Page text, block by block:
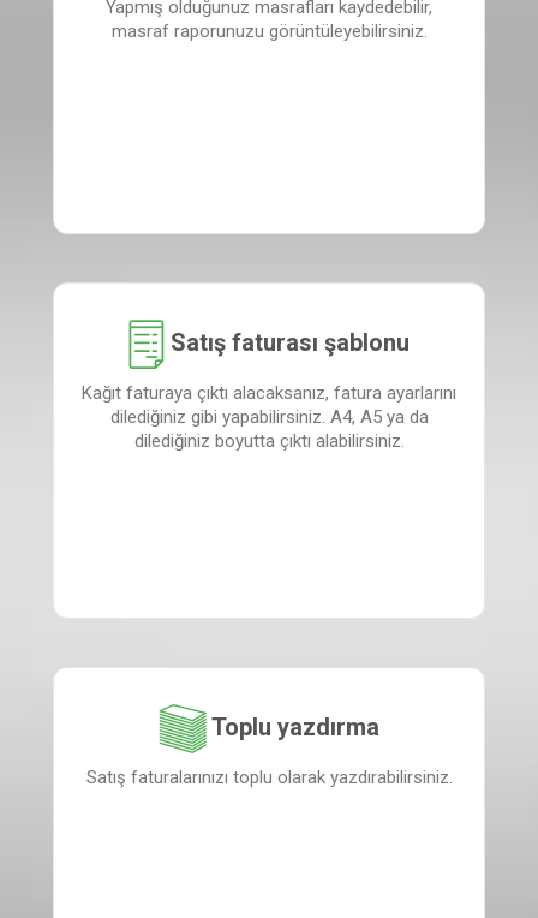
Yapmış olduğunuz masrafları kaydedebilir,
masraf raporunuzu görüntüleyebilirsiniz.
Satış faturası şablonu
Kağıt faturaya çıktı alacaksanız, fatura ayarlarını
dilediğiniz gibi yapabilirsiniz. A4, A5 ya da
dilediğiniz boyutta çıktı alabilirsiniz.
Toplu yazdırma
Satış faturalarınızı toplu olarak yazdırabilirsiniz.